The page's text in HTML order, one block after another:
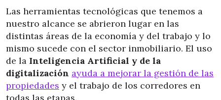
Las herramientas tecnológicas que tenemos a
nuestro alcance se abrieron lugar en las
distintas áreas de la economía y del trabajo y lo
mismo sucede con el sector inmobiliario. El uso
de la Inteligencia Artificial y de la
digitalización ayuda a mejorar la gestión de las
propiedades y el trabajo de los corredores en
todas las etapas.